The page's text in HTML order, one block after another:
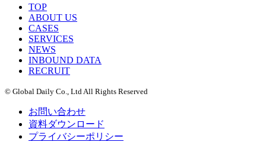
TOP
ABOUT US
CASES
SERVICES
NEWS
INBOUND DATA
RECRUIT
© Global Daily Co., Ltd All Rights Reserved
お問い合わせ
資料ダウンロード
プライバシーポリシー